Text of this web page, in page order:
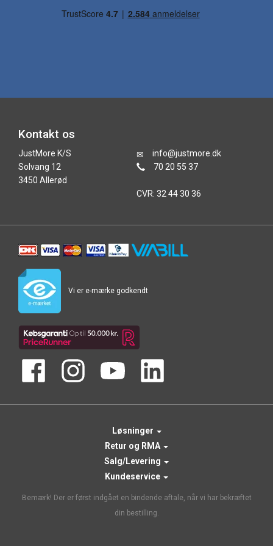
Kontakt os
JustMore K/S
Solvang 12
3450 Allerød
info@justmore.dk
70 20 55 37
CVR: 32 44 30 36
Vi er e-mærke godkendt
Løsninger
Retur og RMA
Salg/Levering
Kundeservice
Bemærk! Der er først indgået en bindende aftale, når vi har bekræftet
din bestilling.